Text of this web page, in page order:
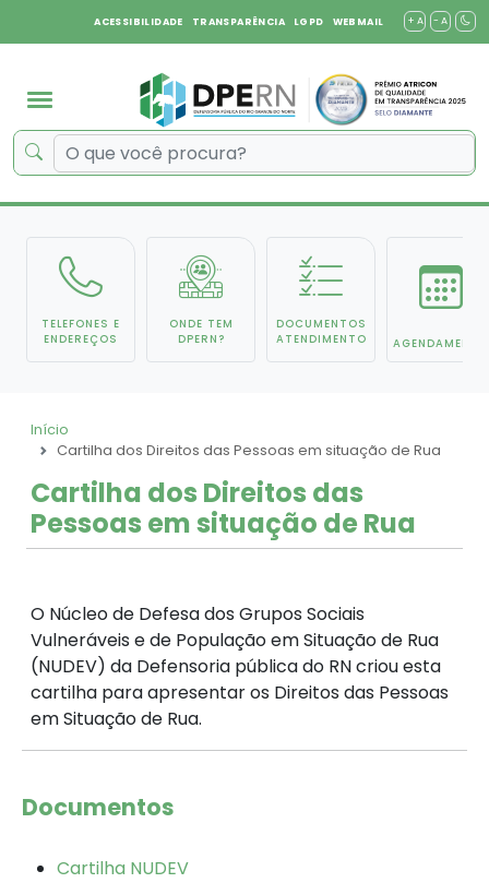
ACESSIBILIDADE TRANSPARÊNCIA LGPD WEBMAIL + A - A
TELEFONES E
ENDEREÇOS
ONDE TEM
DPERN?
DOCUMENTOS
ATENDIMENTO
AGENDAMENTO
Início
Cartilha dos Direitos das Pessoas em situação de Rua
Cartilha dos Direitos das
Pessoas em situação de Rua
O Núcleo de Defesa dos Grupos Sociais
Vulneráveis e de População em Situação de Rua
(NUDEV) da Defensoria pública do RN criou esta
cartilha para apresentar os Direitos das Pessoas
em Situação de Rua.
Documentos
Cartilha NUDEV